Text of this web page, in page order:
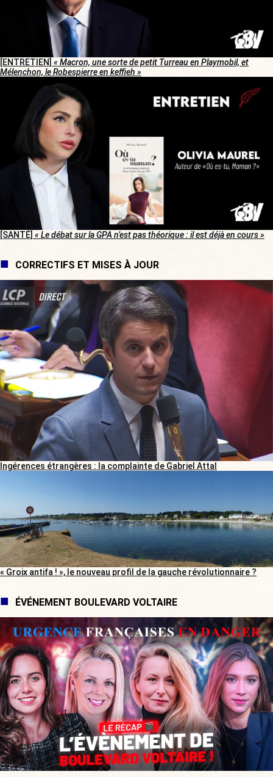
[ENTRETIEN] « Macron, une sorte de petit Turreau en Playmobil, et
Mélenchon, le Robespierre en keffieh »
[SANTÉ] « Le débat sur la GPA n’est pas théorique : il est déjà en cours »
CORRECTIFS ET MISES À JOUR
Ingérences étrangères : la complainte de Gabriel Attal
« Groix antifa ! », le nouveau profil de la gauche révolutionnaire ?
ÉVÉNEMENT BOULEVARD VOLTAIRE